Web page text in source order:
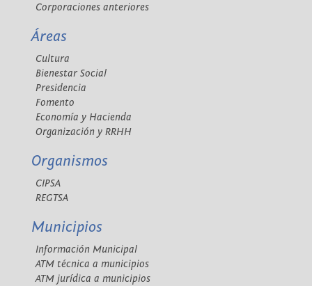
Corporaciones anteriores
Áreas
Cultura
Bienestar Social
Presidencia
Fomento
Economía y Hacienda
Organización y RRHH
Organismos
CIPSA
REGTSA
Municipios
Información Municipal
ATM técnica a municipios
ATM jurídica a municipios